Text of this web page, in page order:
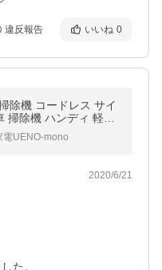
違反報告 いいね 0
除機 コードレス サイ
掃除機 ハンディ 軽い
ドクリーナー 小型掃
電UENO-mono
2020/6/21
た。